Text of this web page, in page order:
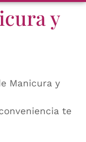
y
Manicura y
te